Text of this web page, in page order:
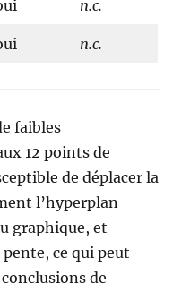
n.c.
n.c.
faibles
12 points de
de déplacer la
l’hyperplan
graphique, et
ce qui peut
de